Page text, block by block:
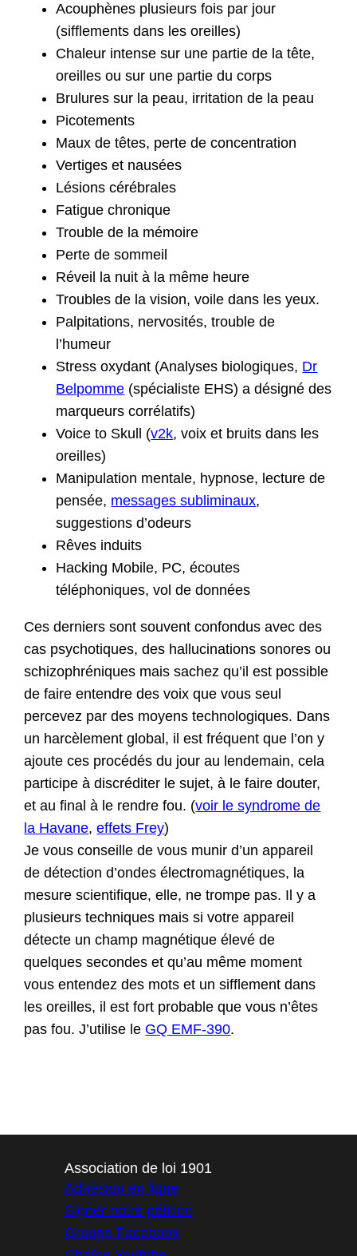
Acouphènes plusieurs fois par jour
(sifflements dans les oreilles)
Chaleur intense sur une partie de la tête,
oreilles ou sur une partie du corps
Brulures sur la peau, irritation de la peau
Picotements
Maux de têtes, perte de concentration
Vertiges et nausées
Lésions cérébrales
Fatigue chronique
Trouble de la mémoire
Perte de sommeil
Réveil la nuit à la même heure
Troubles de la vision, voile dans les yeux.
Palpitations, nervosités, trouble de
l’humeur
Stress oxydant (Analyses biologiques, Dr
Belpomme (spécialiste EHS) a désigné des
marqueurs corrélatifs)
Voice to Skull (v2k, voix et bruits dans les
oreilles)
Manipulation mentale, hypnose, lecture de
pensée, messages subliminaux,
suggestions d’odeurs
Rêves induits
Hacking Mobile, PC, écoutes
téléphoniques, vol de données
Ces derniers sont souvent confondus avec des
cas psychotiques, des hallucinations sonores ou
schizophréniques mais sachez qu’il est possible
de faire entendre des voix que vous seul
percevez par des moyens technologiques. Dans
un harcèlement global, il est fréquent que l’on y
ajoute ces procédés du jour au lendemain, cela
participe à discréditer le sujet, à le faire douter,
et au final à le rendre fou. (voir le syndrome de
la Havane,effets Frey)
Je vous conseille de vous munir d’un appareil
de détection d’ondes électromagnétiques, la
mesure scientifique, elle, ne trompe pas. Il y a
plusieurs techniques mais si votre appareil
détecte un champ magnétique élevé de
quelques secondes et qu’au même moment
vous entendez des mots et un sifflement dans
les oreilles, il est fort probable que vous n’êtes
pas fou. J’utilise le GQ EMF-390.
Association de loi 1901
Adhésion en ligne
Signer notre pétition
Groupe Facebook